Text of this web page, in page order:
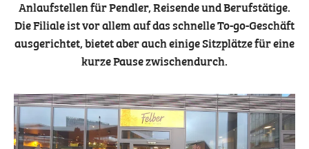
Anlaufstellen für Pendler, Reisende und Berufstätige.
Die Filiale ist vor allem auf das schnelle To-go-Geschäft
ausgerichtet, bietet aber auch einige Sitzplätze für eine
kurze Pause zwischendurch.